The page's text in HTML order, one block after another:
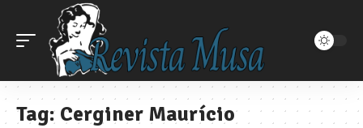
Tag: Cerginer Maurício